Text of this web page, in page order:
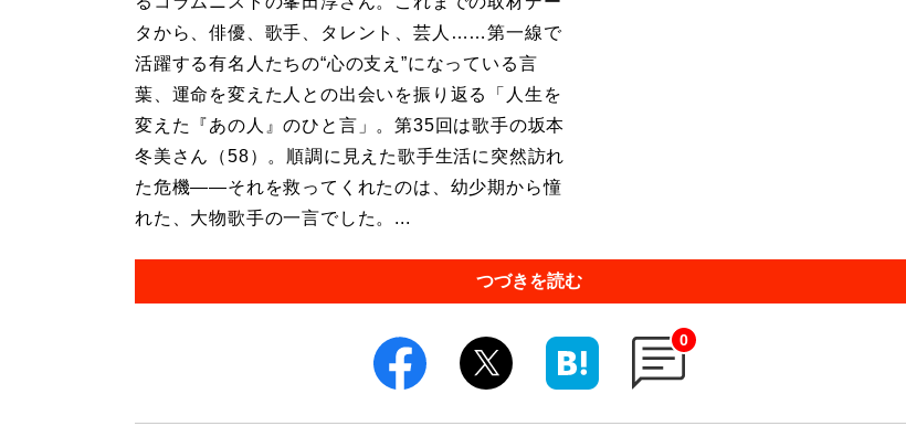
タから、俳優、歌手、タレント、芸人……第一線で
活躍する有名人たちの“心の支え”になっている言
葉、運命を変えた人との出会いを振り返る「人生を
変えた『あの人』のひと言」。第35回は歌手の坂本
冬美さん（58）。順調に見えた歌手生活に突然訪れ
た危機――それを救ってくれたのは、幼少期から憧
れた、大物歌手の一言でした。...
つづきを読む
0